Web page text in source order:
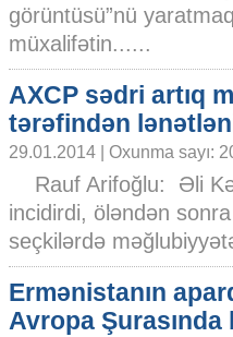
görüntüsü”nü
müxalifətin......
AXCP sədri artıq
tərəfindən
29.01.2014 | Oxunma sayı:
Rauf Arifoğlu: Əli
incidirdi, öləndən
seçkilərdə
Ermənistanın
Avropa